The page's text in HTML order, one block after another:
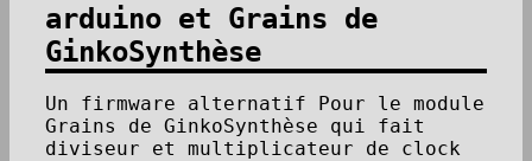
arduino et Grains de
GinkoSynthèse
Un firmware alternatif Pour le module
Grains de GinkoSynthèse qui fait
diviseur et multiplicateur de clock